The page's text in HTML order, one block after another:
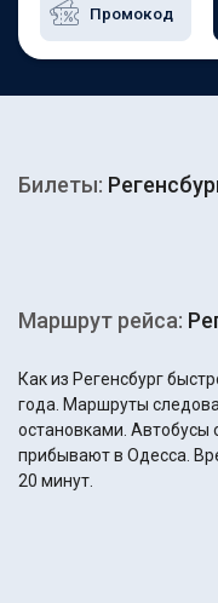
Билеты:
Маршрут рейса:
Как из Регенсбург
года. Маршруты
остановками. Автобусы
прибывают в Одесса.
20 минут.